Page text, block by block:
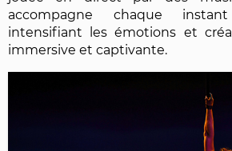
accompagne chaque
intensifiant les émotions et
immersive et captivante.